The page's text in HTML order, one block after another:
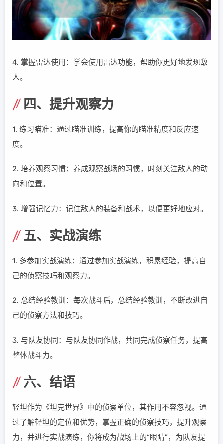
4. 掌握雷达使用：学会使用雷达功能，帮助你更好地发现敌
人。
四、提升观察力
1. 练习瞄准：通过瞄准训练，提高你的瞄准精度和反应速
度。
2. 培养观察习惯：养成观察战场的习惯，时刻关注敌人的动
向和位置。
3. 增强记忆力：记住敌人的装备和战术，以便更好地应对。
五、实战演练
1. 多参加实战演练：通过参加实战演练，积累经验，提高自
己的侦察技巧和观察力。
2. 总结经验教训：每次战斗后，总结经验教训，不断改进自
己的侦察方法和技巧。
3. 与队友协同：与队友协同作战，共同完成侦察任务，提高
整体战斗力。
六、结语
轻坦作为《坦克世界》中的侦察单位，其作用不容忽视。通
过了解轻坦的定位和优势，掌握正确的侦察技巧，提升观察
力，并进行实战演练，你将成为战场上的“眼睛”，为队友提